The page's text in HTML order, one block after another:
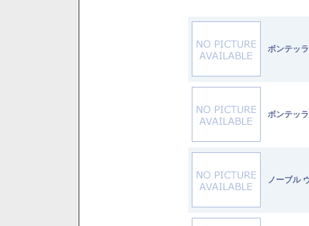
ボンテッ
ボンテッ
ノーブル